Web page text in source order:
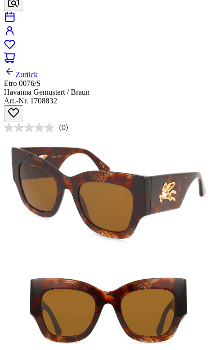
Zurück
Etro 0076/S
Havanna Gemustert / Braun
Art.-Nr. 1708832
(0)